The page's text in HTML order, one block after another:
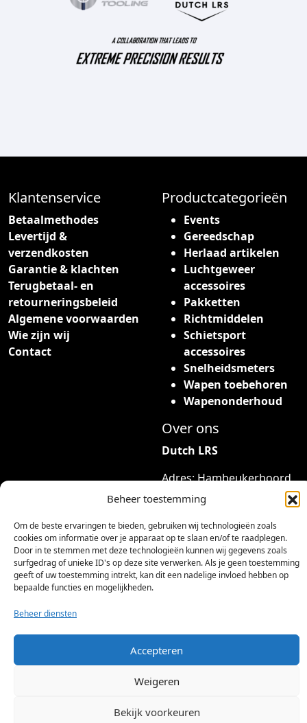
Beheer toestemming
Om de beste ervaringen te bieden, gebruiken wij technologieën zoals
cookies om informatie over je apparaat op te slaan en/of te raadplegen.
Door in te stemmen met deze technologieën kunnen wij gegevens zoals
surfgedrag of unieke ID's op deze site verwerken. Als je geen toestemming
geeft of uw toestemming intrekt, kan dit een nadelige invloed hebben op
bepaalde functies en mogelijkheden.
Beheer diensten
Accepteren
Weigeren
Bekijk voorkeuren
Klantenservice
Betaalmethodes
Levertijd &
verzendkosten
Garantie & klachten
Terugbetaal- en
retourneringsbeleid
Algemene voorwaarden
Wie zijn wij
Contact
Productcategorieën
Events
Gereedschap
Herlaad artikelen
Luchtgeweer
accessoires
Pakketten
Richtmiddelen
Schietsport
accessoires
Snelheidsmeters
Wapen toebehoren
Wapenonderhoud
Over ons
Dutch LRS
Adres: Hambeukerboord
35
(geen bezoekadres)
info@dutchlrs.nl
+31 45 2123953
©2026 Dutch LRS